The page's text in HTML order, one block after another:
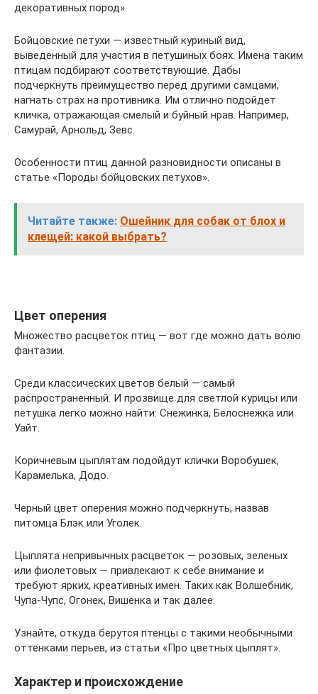
декоративных пород».
Бойцовские петухи — известный куриный вид,
выведенный для участия в петушиных боях. Имена таким
птицам подбирают соответствующие. Дабы
подчеркнуть преимущество перед другими самцами,
нагнать страх на противника. Им отлично подойдет
кличка, отражающая смелый и буйный нрав. Например,
Самурай, Арнольд, Зевс.
Особенности птиц данной разновидности описаны в
статье «Породы бойцовских петухов».
Читайте также: Ошейник для собак от блох и
клещей: какой выбрать?
Цвет оперения
Множество расцветок птиц — вот где можно дать волю
фантазии.
Среди классических цветов белый — самый
распространенный. И прозвище для светлой курицы или
петушка легко можно найти: Снежинка, Белоснежка или
Уайт.
Коричневым цыплятам подойдут клички Воробушек,
Карамелька, Додо.
Черный цвет оперения можно подчеркнуть, назвав
питомца Блэк или Уголек.
Цыплята непривычных расцветок — розовых, зеленых
или фиолетовых — привлекают к себе внимание и
требуют ярких, креативных имен. Таких как Волшебник,
Чупа-Чупс, Огонек, Вишенка и так далее.
Узнайте, откуда берутся птенцы с такими необычными
оттенками перьев, из статьи «Про цветных цыплят».
Характер и происхождение